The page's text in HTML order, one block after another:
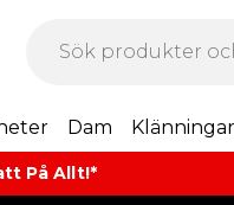
Dam Klänningar
På Allt!*